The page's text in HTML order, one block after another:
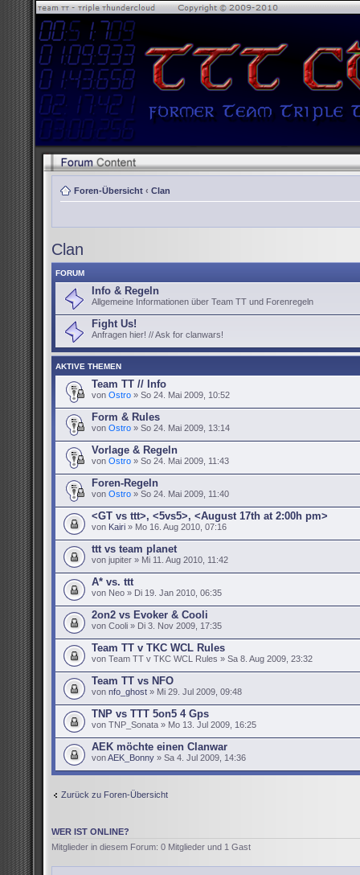
Foren-Übersicht ‹ Clan
Clan
FORUM
Info & Regeln
Allgemeine Informationen über Team TT und Forenregeln
Fight Us!
Anfragen hier! // Ask for clanwars!
AKTIVE THEMEN
Team TT // Info
von Ostro » So 24. Mai 2009, 10:52
Form & Rules
von Ostro » So 24. Mai 2009, 13:14
Vorlage & Regeln
von Ostro » So 24. Mai 2009, 11:43
Foren-Regeln
von Ostro » So 24. Mai 2009, 11:40
<GT vs ttt>, <5vs5>, <August 17th at 2:00h pm>
von Kairi » Mo 16. Aug 2010, 07:16
ttt vs team planet
von jupiter » Mi 11. Aug 2010, 11:42
A* vs. ttt
von Neo » Di 19. Jan 2010, 06:35
2on2 vs Evoker & Cooli
von Cooli » Di 3. Nov 2009, 17:35
Team TT v TKC WCL Rules
von Team TT v TKC WCL Rules » Sa 8. Aug 2009, 23:32
Team TT vs NFO
von nfo_ghost » Mi 29. Jul 2009, 09:48
TNP vs TTT 5on5 4 Gps
von TNP_Sonata » Mo 13. Jul 2009, 16:25
AEK möchte einen Clanwar
vonAEK_Bonny » Sa 4. Jul 2009, 14:36
Zurück zu Foren-Übersicht
WER IST ONLINE?
Mitglieder in diesem Forum: 0 Mitglieder und 1 Gast